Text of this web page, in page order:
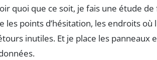
quoi que ce soit, je fais une étude
les points d’hésitation, les endroits où
inutiles. Et je place les panneaux